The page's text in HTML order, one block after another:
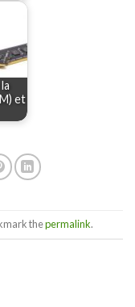
et
thepermalink.